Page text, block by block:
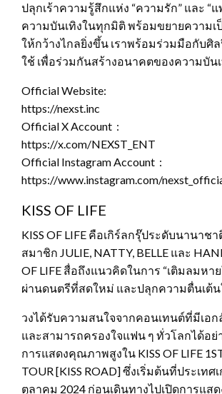
ปลุกเร้าความรู้สึกแห่ง “ความรัก” และ “
ความบันเทิงในทุกมิติ พร้อมขยายความเ
ให้กว้างไกลยิ่งขึ้น เราพร้อมร่วมมือกับศิ
ใช้ เพื่อร่วมกันสร้างอนาคตของความบัน
Official Website:
https://
Official X Account :
https://x.com/
Official Instagram Account :
https://www.instagram.com/
KISS OF LIFE
KISS OF LIFE คือเกิร์ลกรุ๊ประดับนานาช
สมาชิก JULIE, NATTY, BELLE และ
OF LIFE สื่อถึงแนวคิดในการ “เติมลมหา
ผ่านดนตรีที่สดใหม่ และปลุกความตื่นเต้
วงได้รับความสนใจจากคอนเทนต์ที่มีเอ
และสามารถครองใจแฟน ๆ ทั่วโลกได้อย่
การแสดงคุณภาพสูงใน KISS OF LIFE
TOUR [KISS ROAD] ซึ่งเริ่มต้นที่ประเทศ
ตุลาคม 2024 ก่อนเดินทางไปเปิดการแส